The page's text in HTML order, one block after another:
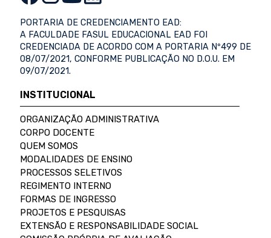
PORTARIA DE CREDENCIAMENTO EAD:
A FACULDADE FASUL EDUCACIONAL EAD FOI
CREDENCIADA DE ACORDO COM A PORTARIA Nº499 DE
08/07/2021, CONFORME PUBLICAÇÃO NO D.O.U. EM
09/07/2021.
INSTITUCIONAL
ORGANIZAÇÃO ADMINISTRATIVA
CORPO DOCENTE
QUEM SOMOS
MODALIDADES DE ENSINO
PROCESSOS SELETIVOS
REGIMENTO INTERNO
FORMAS DE INGRESSO
PROJETOS E PESQUISAS
EXTENSÃO E RESPONSABILIDADE SOCIAL